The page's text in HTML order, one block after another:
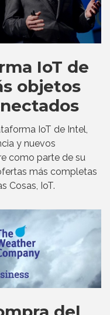
IoT de
objetos
IoT de Intel,
y nuevos
como parte de su
más completas
Cosas, IoT.